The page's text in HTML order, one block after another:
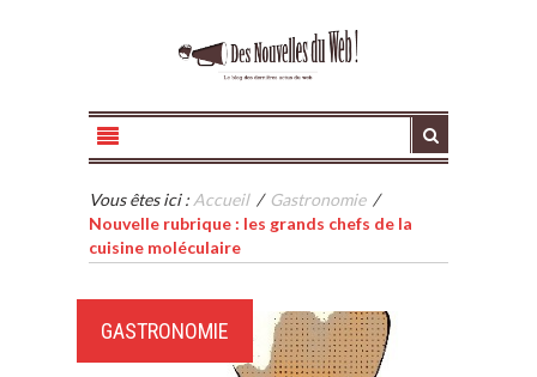
Vous êtes ici : Accueil / Gastronomie /
Nouvelle rubrique : les grands chefs de la
cuisine moléculaire
GASTRONOMIE